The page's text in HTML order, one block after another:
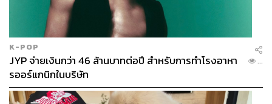
K-POP
JYP จ่ายเงินกว่า 46 ล้านบาทต่อปี สำหรับการทำโรงอาหา
รออร์แกนิกในบริษัท
...